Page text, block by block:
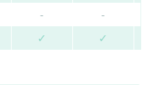
-
-
✓ ✓